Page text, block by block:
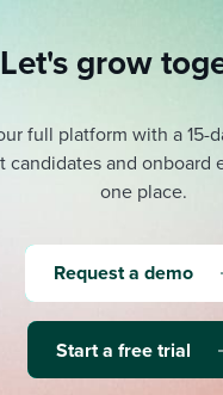
Let's grow
full platform with a 15-
candidates and onboard
one place.
Request a demo
Start a free trial